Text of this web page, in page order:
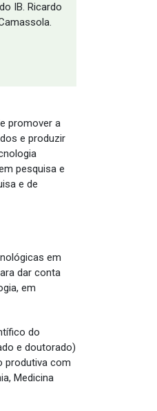
IB. Ricardo
promover a
e produzir
pesquisa e
e de
em
dar conta
em
do
e doutorado)
produtiva com
Medicina